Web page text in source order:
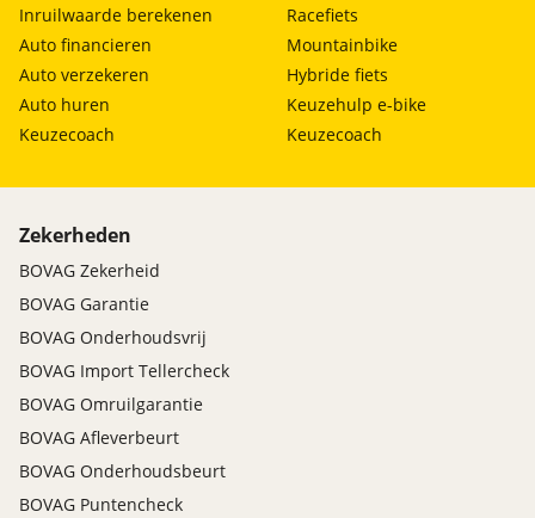
Inruilwaarde berekenen
Auto financieren
Auto verzekeren
Auto huren
Keuzecoach
Racefiets
Mountainbike
Hybride fiets
Keuzehulp e-bike
Keuzecoach
Zekerheden
BOVAG Zekerheid
BOVAG Garantie
BOVAG Onderhoudsvrij
BOVAG Import Tellercheck
BOVAG Omruilgarantie
BOVAG Afleverbeurt
BOVAG Onderhoudsbeurt
BOVAG Puntencheck